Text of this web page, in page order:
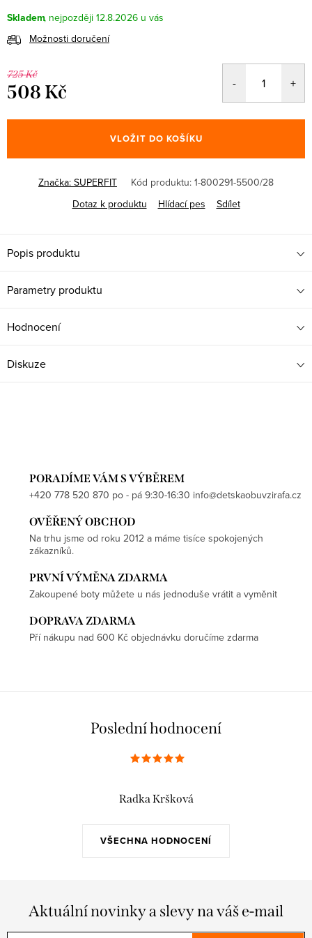
Skladem
12.8.2026
Možnosti doručení
725 Kč
508 Kč
cena:
VLOŽIT DO KOŠÍKU
Značka: SUPERFIT Kód produktu: 1-800291-5500/28
Dotaz k produktu
Hlídací pes Sdílet
Popis produktu
Parametry produktu
Hodnocení
Diskuze
PORADÍME VÁM S VÝBĚREM
+420 778 520 870 po - pá 9:30-16:30 info@detskaobuvzirafa.cz
OVĚŘENÝ OBCHOD
Na trhu jsme od roku 2012 a máme tisíce spokojených
zákazníků.
PRVNÍ VÝMĚNA ZDARMA
Zakoupené boty můžete u nás jednoduše vrátit a vyměnit
DOPRAVA ZDARMA
Pří nákupu nad 600 Kč objednávku doručíme zdarma
Poslední hodnocení
VŠECHNA HODNOCENÍ
Radka Kršková
Aktuální novinky a slevy na váš e-mail